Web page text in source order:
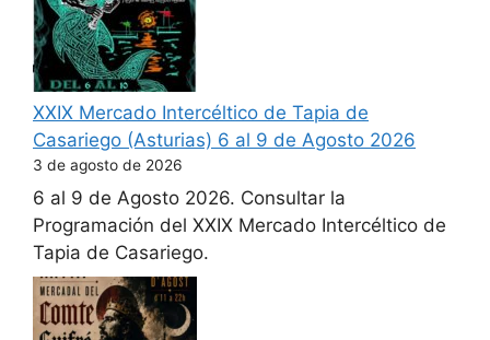
XXIX Mercado Intercéltico de Tapia de
Casariego (Asturias) 6 al 9 de Agosto 2026
3 de agosto de 2026
6 al 9 de Agosto 2026. Consultar la
Programación del XXIX Mercado Intercéltico de
Tapia de Casariego.